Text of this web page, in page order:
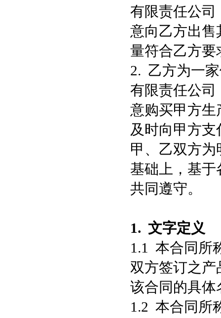
有限责任公司
意向乙方出售
量符合乙方要
2. 乙方为一
有限责任公司
意购买甲方生
及时向甲方支
甲、乙双方
基础上，基
共同遵守。
1. 文字定义
1.1 本合同所
双方签订之
该合同的具体
1.2 本合同所